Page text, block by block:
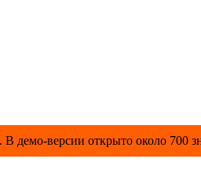
демо-версии открыто около 700